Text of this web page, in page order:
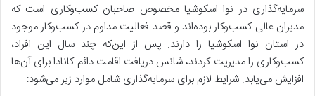
سرمایه‌گذاری در نوا اسکوشیا مخصوص صاحبان کسب‌وکاری است که
مدیران عالی کسب‌وکار بوده‌اند و قصد فعالیت مداوم در کسب‌و‌کار موجود
در استان نوا اسکوشیا را دارند. پس از این‌که چند سال این افراد،
کسب‌وکاری را مدیریت کردند، شانس دریافت اقامت دائم کانادا برای آن‌ها
افزایش می‌یابد. شرایط لازم برای سرمایه‌گذاری شامل موارد زیر می‌شود: